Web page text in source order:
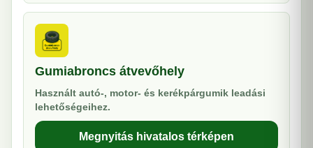
Gumiabroncs átvevőhely
Használt autó-, motor- és kerékpárgumik leadási
lehetőségeihez.
Megnyitás hivatalos térképen